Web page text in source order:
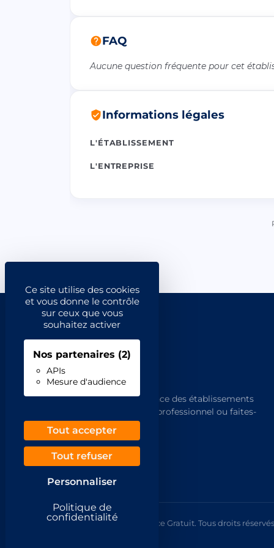
Ce site utilise des cookies
et vous donne le contrôle
sur ceux que vous
souhaitez activer
Nos partenaires (2)
APIs
Mesure d'audience
Tout accepter
Tout refuser
Personnaliser
Politique de
confidentialité
FAQ
Aucune question fréquente pour cet
Informations légales
L'ÉTABLISSEMENT
L'ENTREPRISE
L'annuaire de référence des établissements
français. Trouvez un professionnel ou faites-
vous trouver.
© 2026 Annuaire France Gratuit. Tous droits